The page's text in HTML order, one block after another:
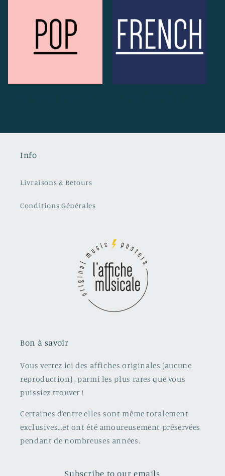
Info
Livraisons & Retours
Conditions Générales
Bon à savoir
Vous verrez ici des affiches originales (aucune
reproduction) , parmi les plus rares que vous
puissiez trouver !
Certaines d’entre elles sont même totalement
exclusives…et ont été amoureusement préservées
pendant de nombreuses années.
Subscribe to our emails